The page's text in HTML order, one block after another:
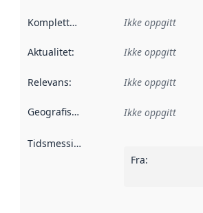
Kompletthet Ikke oppgitt
Aktualitet: Ikke oppgitt
Relevans: Ikke oppgitt
Geografisk avgrensning :
Ikke oppgitt
Tidsmessig avgrensning
Fra: